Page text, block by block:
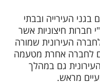
העירייה ובבתי
חברות חיצוניות אשר
העירונית שמורה
לחברה אחרת מטעמה
גם במהלך
מראש.